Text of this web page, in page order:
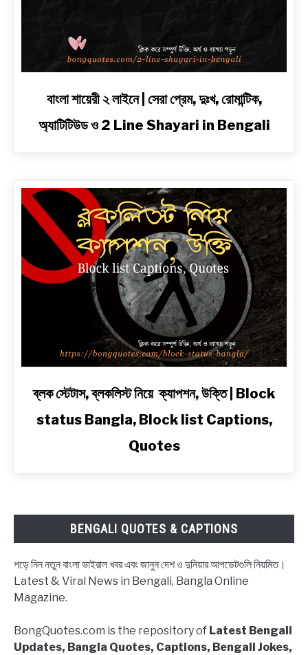
সেরা
প্রেম,
রোমান্টিক,
অ্যাটিটিউড
বাংলা শায়েরী ২ লাইনে | সেরা প্রেম, দুঃখ, রোমান্টিক,
অ্যাটিটিউড ও 2 Line Shayari in Bengali
link
Bangla,
Block
list
Quotes
ব্লক স্টেটাস, ব্লকলিস্ট নিয়ে ক্যাপশন, উক্তি | Block
status Bangla, Block list Captions,
Quotes
BENGALI QUOTES & CAPTIONS
পড়ে নিন নতুন বাংলা ভাইরাল খবর এবং জানুন দেশ ও দুনিয়ার আপডেটগুলি নিয়মিত।
Latest & Viral News in Bengali, Bangla Online
Magazine.
BongQuotes.com is the repository of Latest Bengali
Updates, Bangla Quotes, Captions, Bengali Jokes,